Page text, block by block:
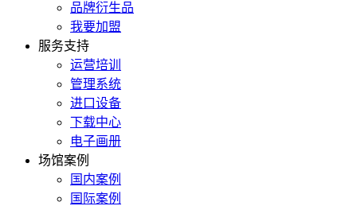
品牌衍生品
我要加盟
服务支持
运营培训
管理系统
进口设备
下载中心
电子画册
场馆案例
国内案例
国际案例